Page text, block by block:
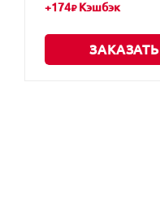
+174₽Кэшбэк
ЗАКАЗАТЬ